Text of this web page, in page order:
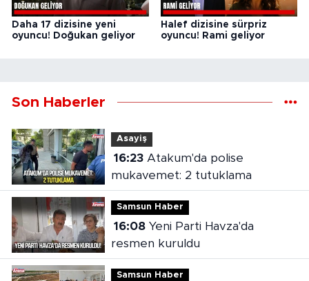
Daha 17 dizisine yeni
oyuncu! Doğukan geliyor
Halef dizisine sürpriz
oyuncu! Rami geliyor
Son Haberler
Asayiş
16:23Atakum'da polise
mukavemet: 2 tutuklama
Samsun Haber
16:08Yeni Parti Havza'da
resmen kuruldu
Samsun Haber